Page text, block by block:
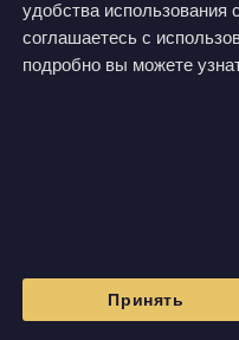
удобства использования
соглашаетесь с
подробно вы можете
Принять
О продукте
Спецификации